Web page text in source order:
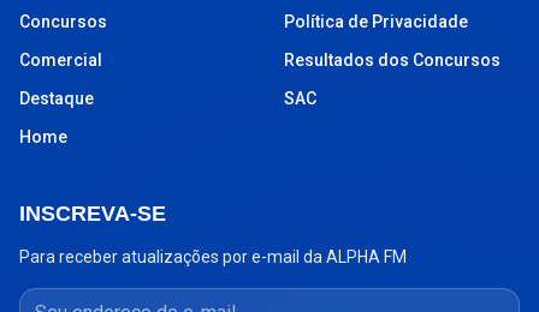
Concursos
Comercial
Destaque
Home
Política de Privacidade
Resultados dos Concursos
SAC
INSCREVA-SE
Para receber atualizações por e-mail da ALPHA FM
Seu endereço de e-mail